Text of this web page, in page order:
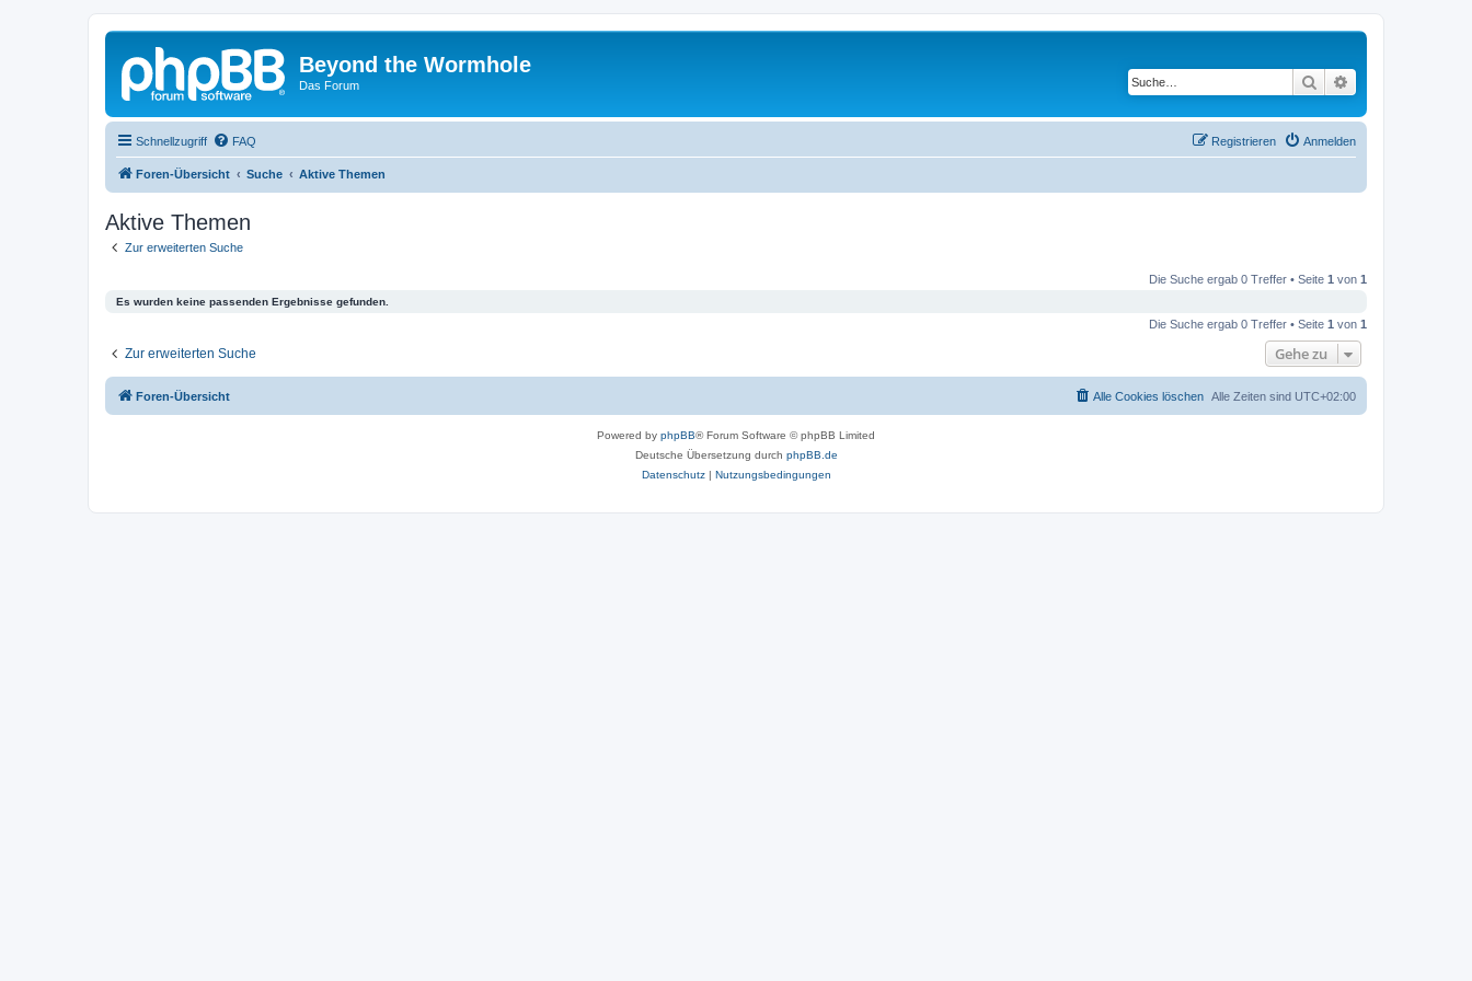
Beyond the Wormhole
Das Forum Suche
Schnellzugriff FAQ Anmelden
Registrieren
Foren-Übersicht Suche Aktive Themen
Aktive Themen
Zur erweiterten Suche
Die Suche ergab 0 Treffer • Seite 1 von 1
Es wurden keine passenden Ergebnisse gefunden.
Die Suche ergab 0 Treffer • Seite 1 von 1
Zur erweiterten Suche Gehe zu
Foren-Übersicht Alle Zeiten sind UTC+02:00
Alle Cookies löschen
Powered by phpBB® Forum Software © phpBB Limited
Deutsche Übersetzung durch phpBB.de
Datenschutz| Nutzungsbedingungen